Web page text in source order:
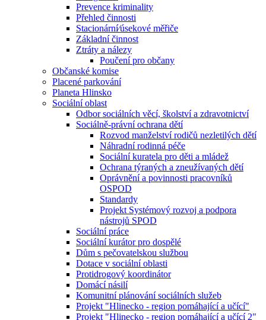
Prevence kriminality
Přehled činnosti
Stacionární⁄úsekové měřiče
Základní činnost
Ztráty a nálezy
Poučení pro občany
Občanské komise
Placené parkování
Planeta Hlinsko
Sociální oblast
Odbor sociálních věcí, školství a zdravotnictví
Sociálně-právní ochrana dětí
Rozvod manželství rodičů nezletilých dětí
Náhradní rodinná péče
Sociální kuratela pro děti a mládež
Ochrana týraných a zneužívaných dětí
Oprávnění a povinnosti pracovníků
OSPOD
Standardy
Projekt Systémový rozvoj a podpora
nástrojů SPOD
Sociální práce
Sociální kurátor pro dospělé
Dům s pečovatelskou službou
Dotace v sociální oblasti
Protidrogový koordinátor
Domácí násilí
Komunitní plánování sociálních služeb
Projekt "Hlinecko - region pomáhající a učící"
Projekt "Hlinecko - region pomáhající a učící 2"